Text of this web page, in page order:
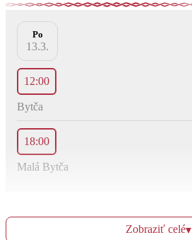
Po
13.3.
12:00
Bytča
18:00
Malá Bytča
Ut
Zobraziť celé▾